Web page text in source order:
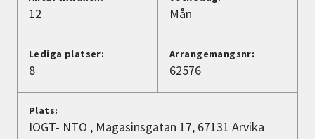
12 Mån
Lediga platser:
8
Arrangemangsnr:
62576
Plats:
IOGT- NTO , Magasinsgatan 17, 67131 Arvika